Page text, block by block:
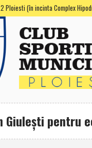
Ploiesti (în incinta Complex
pentru